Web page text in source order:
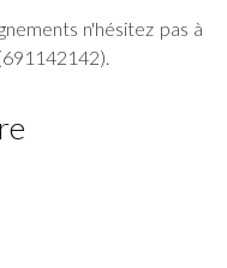
n'hésitez pas à